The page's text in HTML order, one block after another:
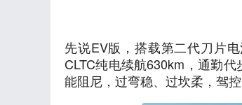
先说EV版，搭载第二代刀片
CLTC纯电续航630km，通勤
能阻尼，过弯稳、过坎柔，驾控